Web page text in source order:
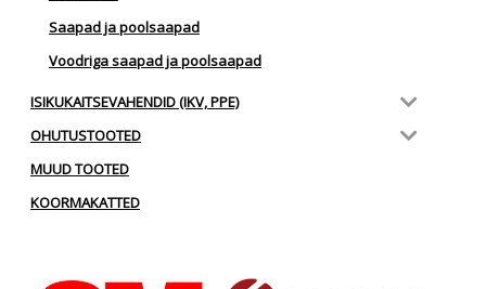
Saapad ja poolsaapad
Voodriga saapad ja poolsaapad
ISIKUKAITSEVAHENDID (IKV, PPE)
OHUTUSTOOTED
MUUD TOOTED
KOORMAKATTED